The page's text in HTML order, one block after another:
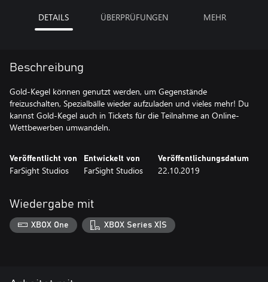
DETAILS ÜBERPRÜFUNGEN MEHR
Beschreibung
Gold-Kegel können genutzt werden, um Gegenstände
freizuschalten, Spezialbälle wieder aufzuladen und vieles mehr! Du
kannst Gold-Kegel auch in Tickets für die Teilnahme an Online-
Wettbewerben umwandeln.
Veröffentlicht von
FarSight Studios
Entwickelt von
FarSight Studios
Veröffentlichungsdatum
22.10.2019
Wiedergabe mit
XBOX One XBOX Series X|S